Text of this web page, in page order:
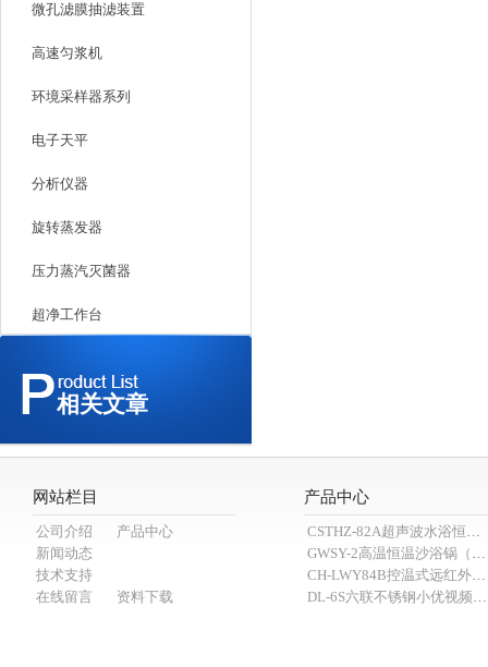
微孔滤膜抽滤装置
高速匀浆机
环境采样器系列
电子天平
分析仪器
旋转蒸发器
压力蒸汽灭菌器
超净工作台
相关文章
网站栏目
公司介绍
产品中心
新闻动态
技术支持
在线留言
资料下载
产品中心
CSTHZ-82A超声波水浴恒温小优视频老版本
GWSY-2高温恒温沙浴锅（600℃）
CH-LWY84B控温式远红外消煮炉
DL-6S六联不锈钢小优视频APP官网下载为爱而生（抽滤装置）